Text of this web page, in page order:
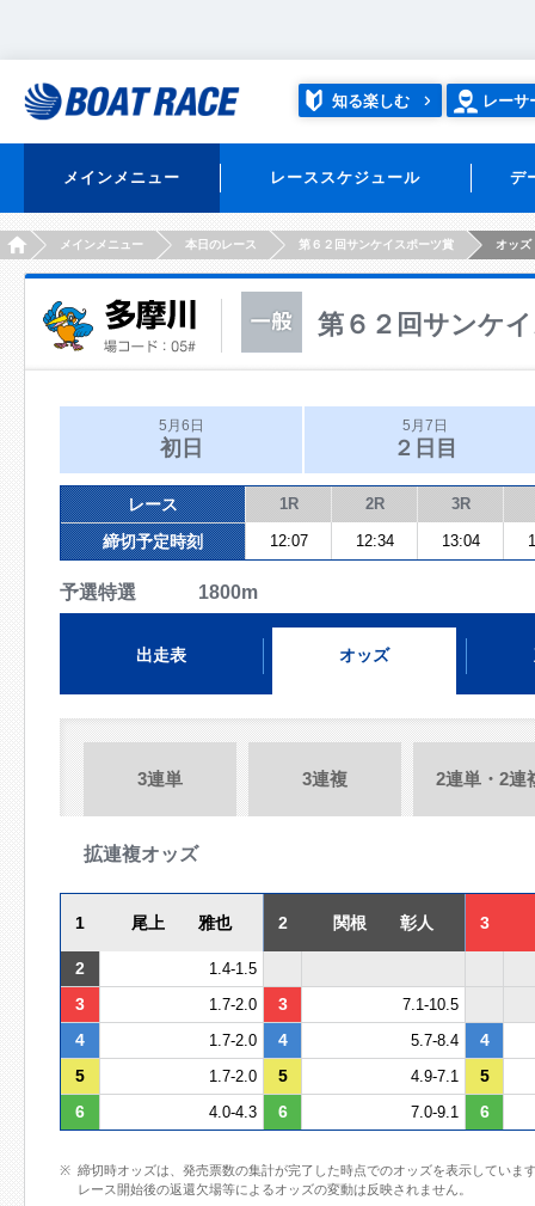
知る楽しむ レーサ
メインメニュー レーススケジュール デ
HOMEメインメニュー 本日のレース 第６２回サンケイスポーツ賞 オッズ
第６２回サンケ
5月6日
初日
5月7日
２日目
レース 1R 2R 3R
締切予定時刻 12:07 12:34 13:04
予選特選 1800m
出走表 オッズ
3連単 3連複 2連単・2連
拡連複オッズ
1 尾上 雅也 2 関根 彰人 3
2 1.4-1.5
3 1.7-2.0 3 7.1-10.5
4 1.7-2.0 4 5.7-8.4
4
5
1.7-2.0 5 4.9-7.1
5
6
4.0-4.3 6 7.0-9.1 6
締切時オッズは、発売票数の集計が完了した時点でのオッズを表示していま
レース開始後の返還欠場等によるオッズの変動は反映されません。